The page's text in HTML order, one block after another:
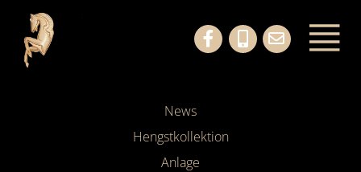
News
Hengstkollektion
Anlage